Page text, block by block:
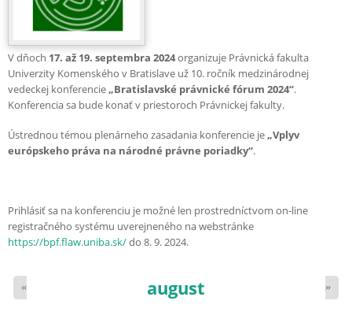
V dňoch 17. až 19. septembra 2024organizuje Právnická fakulta
Univerzity Komenského v Bratislave už 10. ročník medzinárodnej
vedeckej konferencie„Bratislavské právnické fórum 2024“.
Konferencia sa bude konať v priestoroch Právnickej fakulty.
Ústrednou témou plenárneho zasadania konferencie je„Vplyv
európskeho práva na národné právne poriadky“.
Prihlásiť sa na konferenciu je možné len prostredníctvom on-line
registračného systému uverejneného na webstránke
https://bpf.flaw.uniba.sk/do 8. 9. 2024.
august
« »